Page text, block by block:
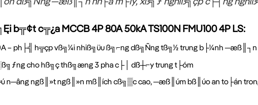
c╦¿a MCCB 4P 80A 50kA TS100N FMU100 4P LS:
– ph├╣ h╦çp vß╗¼i nhiß╗üu ß╗⌐ng dß╗Ñng tß╗½ trung b├¼nh
cho hß╗ç thß╗æng 3 pha c├│ dß┼⌐y trung t├óm
n─âng ngß║»t ngß║»n mß║ích cß╗▒c cao, ─æß║úm bß║úo an to├án